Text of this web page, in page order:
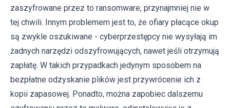
zaszyfrowane przez to ransomware, przynajmniej nie w
tej chwili. Innym problemem jest to, że ofiary płacące okup
są zwykle oszukiwane - cyberprzestępcy nie wysyłają im
żadnych narzędzi odszyfrowujących, nawet jeśli otrzymują
zapłatę. W takich przypadkach jedynym sposobem na
bezpłatne odzyskanie plików jest przywrócenie ich z
kopii zapasowej. Ponadto, można zapobiec dalszemu